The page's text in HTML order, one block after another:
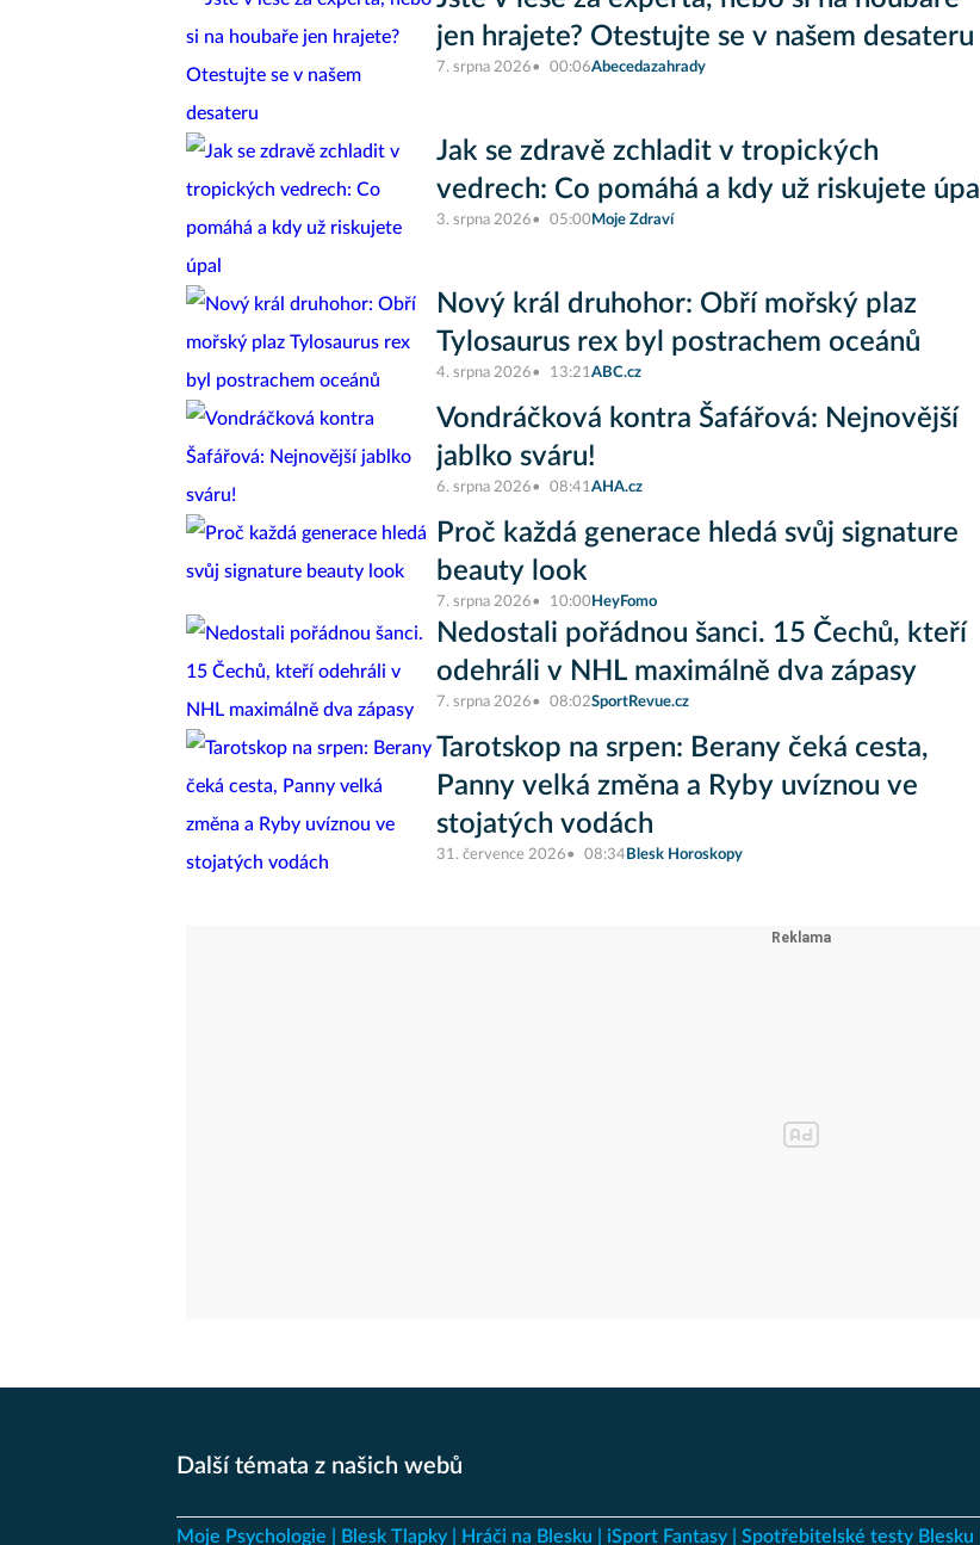
jen hrajete? Otestujte se v našem desateru
7. srpna 2026 00:06Abecedazahrady
Jak se zdravě zchladit v tropických
vedrech: Co pomáhá a kdy už riskujete úpal
3. srpna 2026 05:00 Moje Zdraví
Nový král druhohor: Obří mořský plaz
Tylosaurus rex byl postrachem oceánů
4. srpna 2026 13:21ABC.cz
Vondráčková kontra Šafářová: Nejnovější
jablko sváru!
6. srpna 2026 08:41AHA.cz
Proč každá generace hledá svůj signature
beauty look
7. srpna 2026 10:00 HeyFomo
Nedostali pořádnou šanci. 15 Čechů, kteří
odehráli v NHL maximálně dva zápasy
7. srpna 2026 08:02SportRevue.cz
Tarotskop na srpen: Berany čeká cesta,
Panny velká změna a Ryby uvíznou ve
stojatých vodách
31. července 2026 08:34 Blesk Horoskopy
Další témata z našich webů
Moje Psychologie Blesk Tlapky Hráči na Blesku iSport Fantasy Spotřebitelské testy Blesku